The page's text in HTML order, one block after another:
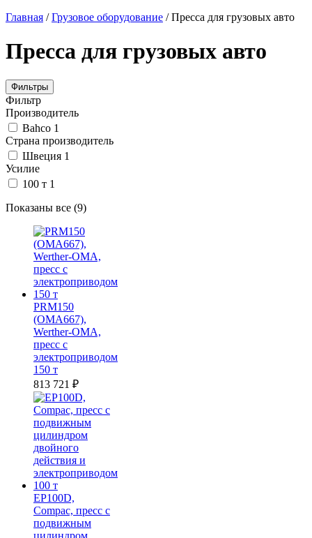
Главная /Грузовое оборудование / Пресса для грузовых авто
Пресса для грузовых авто
Фильтры
Фильтр
Производитель
Bahco 1
Страна производитель
Швеция 1
Усилие
100 т 1
Показаны все (9)Цены:
PRM150
(OMA667),
Werther-OMA,
пресс с
электроприводом
150 т
813 721 ₽
EP100D,
Compac, пресс с
подвижным
цилиндром